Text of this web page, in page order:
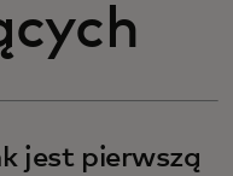
jest pierwszą